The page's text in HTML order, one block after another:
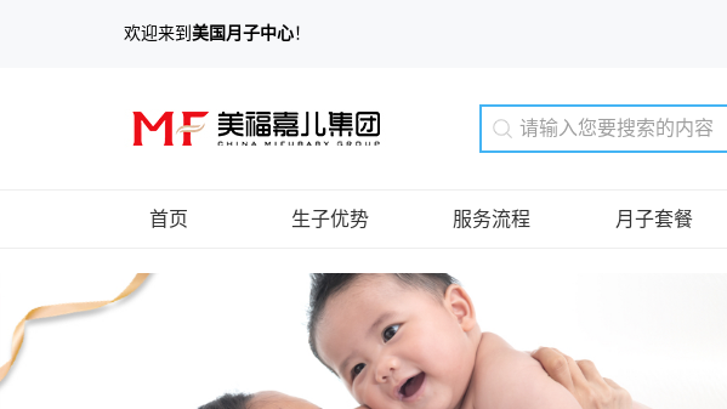
欢迎来到 美国月子中心！
首页 生子优势 服务流程 月子套餐